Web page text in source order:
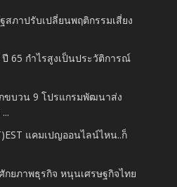
ภาปรับเปลี่ยนพฤติกรรมเสี่ยง
ปี 65 กำไรสูงเป็นประวัติการณ์
กขบวน 9 โปรแกรมพัฒนาส่ง
แคมเปญออนไลน์ไหน..ก็
กยภาพธุรกิจ หนุนเศรษฐกิจไทย